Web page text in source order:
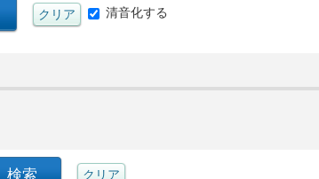
清音化する